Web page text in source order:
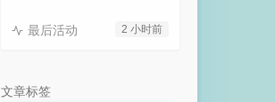
2 小时前
最后活动
文章标签